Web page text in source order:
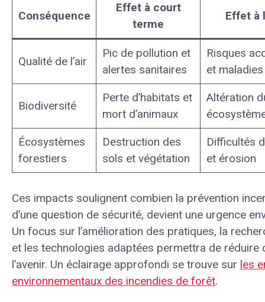
Conséquence
Effet à court
terme
Effet à
Qualité de l’air
Pic de pollution et
alertes sanitaires
Risques
et
Biodiversité
Perte d’habitats et
mort d’animaux
Altération
Écosystèmes
forestiers
Destruction des
sols et végétation
Difficultés
et érosion
Ces impacts soulignent combien la prévention
d’une question de sécurité, devient une urgence
Un focus sur l’amélioration des pratiques, la
et les technologies adaptées permettra de réduire
l’avenir. Un éclairage approfondi se trouve sur les
environnementaux des incendies de forêt.